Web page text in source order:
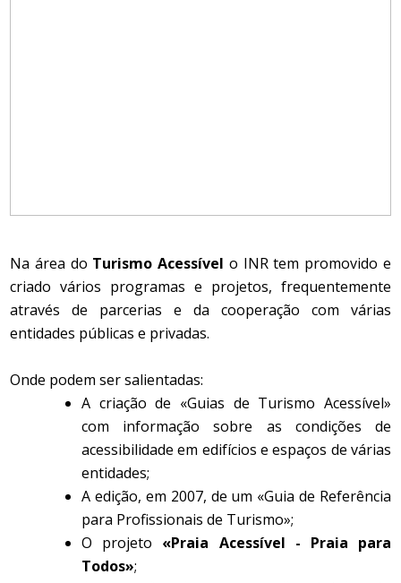
Na área do Turismo Acessível o INR tem promovido e
criado vários programas e projetos, frequentemente
através de parcerias e da cooperação com várias
entidades públicas e privadas.
Onde podem ser salientadas:
A criação de «Guias de Turismo Acessível»
com informação sobre as condições de
acessibilidade em edifícios e espaços de várias
entidades;
A edição, em 2007, de um «Guia de Referência
para Profissionais de Turismo»;
O projeto «Praia Acessível - Praia para
Todos»;